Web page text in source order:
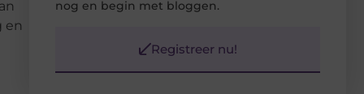
en
nog en begin met bloggen.
Registreer nu!